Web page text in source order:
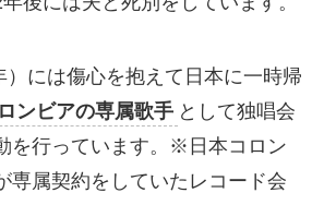
）には傷心を抱えて日本に一時帰
ンビアの専属歌手 として独唱会
を行っています。※日本コロン
専属契約をしていたレコード会